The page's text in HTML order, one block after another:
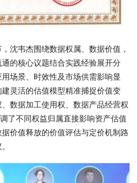
沈韦杰围绕数据权属、数据价值，
的核心议题结合实践经验展开分
场景、时效性及市场供需影响显
灵活的估值模型精准捕捉价值变
数据加工使用权、数据产品经营权
了不同权益归属直接影响资产估值
价值释放的价值评估与定价机制路